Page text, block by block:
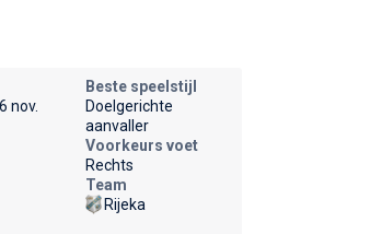
nov.
Beste speelstijl
Doelgerichte
aanvaller
Voorkeurs voet
Rechts
Team
Rijeka